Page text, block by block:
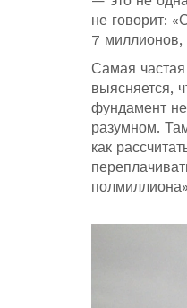
не говорит:
7 миллионов,
Самая
выясняется,
фундамент
разумном.
как